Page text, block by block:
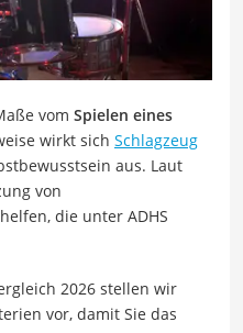
vom Spielen eines
wirkt sich Schlagzeug
aus. Laut
von
die unter ADHS
2026 stellen wir
vor, damit Sie das